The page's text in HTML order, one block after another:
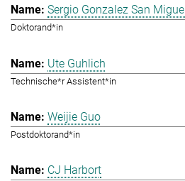
Sergio Gonzalez San Miguel
Doktorand*in
Ute Guhlich
Technische*r Assistent*in
Weijie Guo
Postdoktorand*in
CJ Harbort